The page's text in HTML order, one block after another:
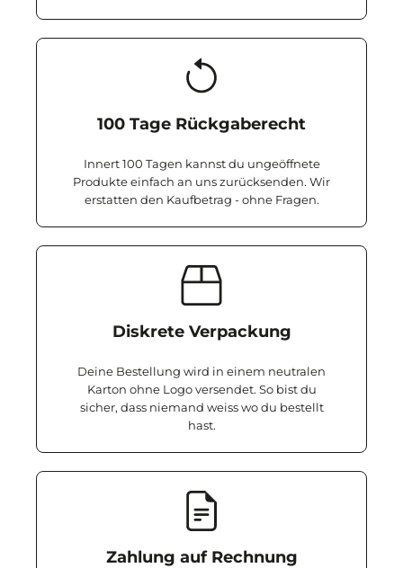
100 Tage Rückgaberecht
Innert 100 Tagen kannst du ungeöffnete
Produkte einfach an uns zurücksenden. Wir
erstatten den Kaufbetrag - ohne Fragen.
Diskrete Verpackung
Deine Bestellung wird in einem neutralen
Karton ohne Logo versendet. So bist du
sicher, dass niemand weiss wo du bestellt
hast.
Zahlung auf Rechnung